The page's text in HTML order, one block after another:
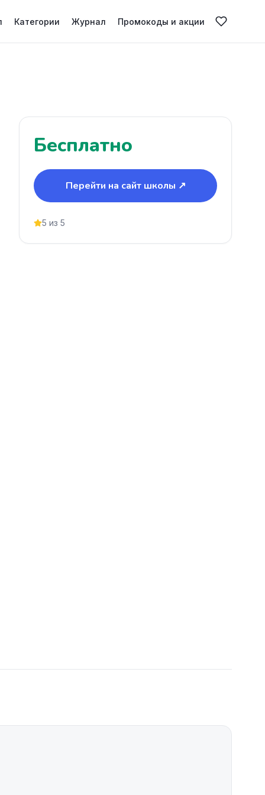
Категории Журнал Промокоды и акции
Бесплатно
Перейти на сайт школы ↗
5 из 5